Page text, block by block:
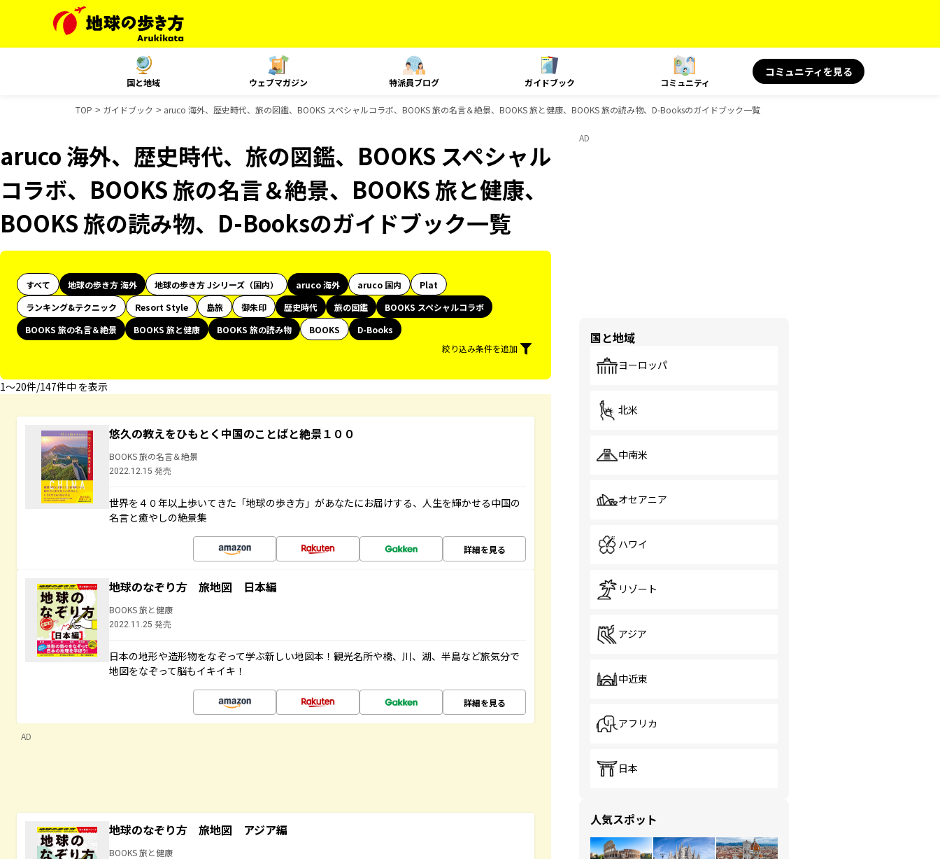
国と地域 ウェブマガジン 特派員ブログ ガイドブック コミュニティ
コミュニティを見る
TOP ガイドブック aruco 海外、歴史時代、旅の図鑑、BOOKS スペシャルコラボ、BOOKS 旅の名言＆絶景、BOOKS 旅と健康、BOOKS 旅の読み物、D-Booksのガイドブック一覧
aruco 海外、歴史時代、旅の図鑑、BOOKS スペシャル
コラボ、BOOKS 旅の名言＆絶景、BOOKS 旅と健康、
BOOKS 旅の読み物、D-Booksのガイドブック一覧
すべて 地球の歩き方 海外 地球の歩き方 Jシリーズ（国内） aruco 海外 aruco 国内
Plat
ランキング&テクニック
Resort Style 島旅 御朱印 歴史時代 旅の図鑑
BOOKS スペシャルコラボ
BOOKS 旅の名言＆絶景
BOOKS 旅と健康 BOOKS 旅の読み物 BOOKS
D-Books
絞り込み条件を追加
1〜20件/147件中 を表示
悠久の教えをひもとく中国のことばと絶景１００
BOOKS 旅の名言＆絶景
2022.12.15 発売
世界を４０年以上歩いてきた「地球の歩き方」があなたにお届けする、人生を輝かせる中国の
名言と癒やしの絶景集
詳細を見る
地球のなぞり方 旅地図 日本編
BOOKS 旅と健康
2022.11.25 発売
日本の地形や造形物をなぞって学ぶ新しい地図本！観光名所や橋、川、湖、半島など旅気分で
地図をなぞって脳もイキイキ！
詳細を見る
AD
地球のなぞり方 旅地図 アジア編
BOOKS 旅と健康
AD
国と地域
ヨーロッパ
北米
中南米
オセアニア
ハワイ
リゾート
アジア
中近東
アフリカ
日本
人気スポット